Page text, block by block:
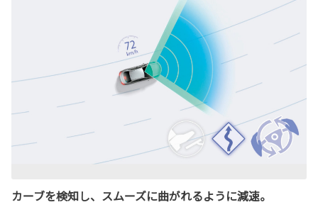
カーブを検知し、スムーズに曲がれるように減速。